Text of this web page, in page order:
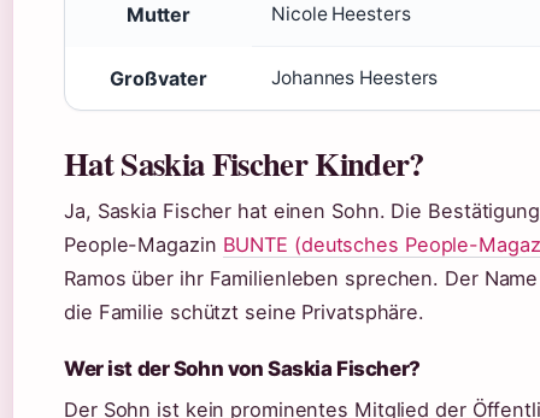
Mutter Nicole Heesters
Großvater Johannes Heesters
Hat Saskia Fischer Kinder?
Ja, Saskia Fischer hat einen Sohn. Die
People-Magazin BUNTE (deutsches People-
Ramos über ihr Familienleben sprechen. Der
die Familie schützt seine Privatsphäre.
Wer ist der Sohn von Saskia Fischer?
Der Sohn ist kein prominentes Mitglied der